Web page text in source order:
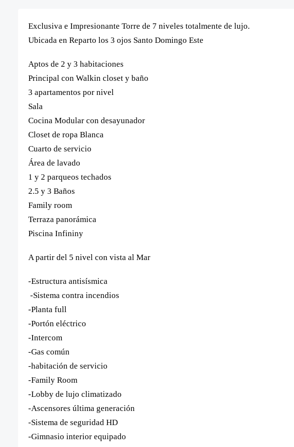
Exclusiva e Impresionante Torre de 7 niveles totalmente de lujo.
Ubicada en Reparto los 3 ojos Santo Domingo Este
Aptos de 2 y 3 habitaciones
Principal con Walkin closet y baño
3 apartamentos por nivel
Sala
Cocina Modular con desayunador
Closet de ropa Blanca
Cuarto de servicio
Área de lavado
1 y 2 parqueos techados
2.5 y 3 Baños
Family room
Terraza panorámica
Piscina Infininy
A partir del 5 nivel con vista al Mar
-Estructura antisísmica
-Sistema contra incendios
-Planta full
-Portón eléctrico
-Intercom
-Gas común
-habitación de servicio
-Family Room
-Lobby de lujo climatizado
-Ascensores última generación
-Sistema de seguridad HD
-Gimnasio interior equipado